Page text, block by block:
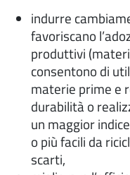
indurre
favoriscano
produttivi
consentono di
materie prime e
durabilità o
un maggior
o più facili da
scarti,